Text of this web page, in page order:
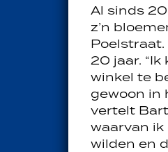
Al sinds
z’n
20 jaar.
winkel te
gewoon in
vertelt
waarvan
wilden en